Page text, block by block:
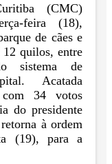
(CMC)
feira (18),
de cães e
12 quilos, entre
sistema de
Acatada
34 votos
do presidente
à ordem
(19), para a